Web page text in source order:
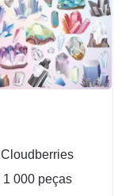
Cloudberries
1 000 peças